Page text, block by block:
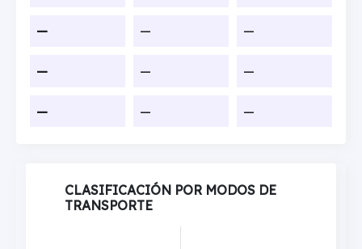
— — —
— — —
— — —
CLASIFICACIÓN POR MODOS DE
TRANSPORTE